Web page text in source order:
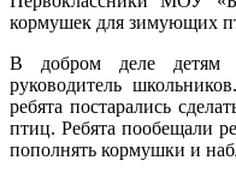
кормушек для зимующих
В добром деле детям
руководитель
ребята постарались
птиц. Ребята пообещали
пополнять кормушки и